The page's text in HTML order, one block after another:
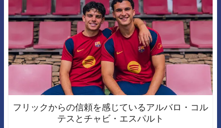
フリックからの信頼を感じているアルバロ・コル
テスとチャビ・エスパルト